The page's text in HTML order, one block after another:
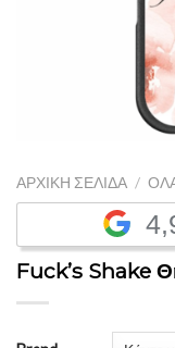
ΑΡΧΙΚΉ ΣΕΛΊΔΑ /
Fuck’s Shake